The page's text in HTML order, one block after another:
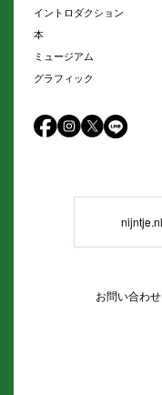
イントロダクション
本
ミュージアム
グラフィック
nijntje.nl
お問い合わせ